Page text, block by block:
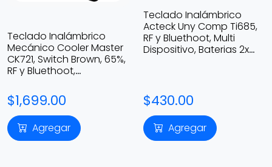
Teclado Inalámbrico
Mecánico Cooler Master
CK721, Switch Brown, 65%,
RF y Bluethoot,
Blanco
$1,699.00
Agregar
Teclado Inalámbrico
Acteck Uny Comp Ti685,
RF y Bluethoot, Multi
Dispositivo, Baterias 2x
$430.00
Agregar